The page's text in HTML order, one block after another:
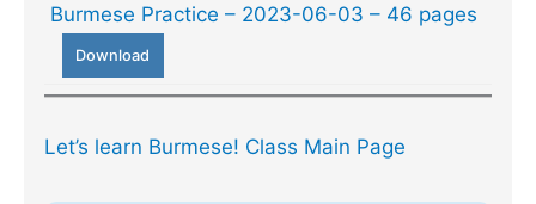
Burmese Practice – 2023-06-03 – 46 pages
Download
Let’s learn Burmese! Class Main Page